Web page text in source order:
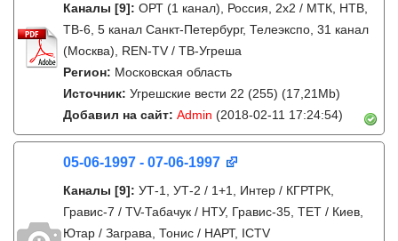
Каналы [9]: ОРТ (1 канал), Россия, 2x2 / МТК, НТВ,
ТВ-6, 5 канал Санкт-Петербург, Телеэкспо, 31 канал
(Москва), REN-TV / ТВ-Угреша
Регион: Московская область
Источник: Угрешские вести 22 (255) (17,21Mb)
Добавил на сайт: Admin (2018-02-11 17:24:54)
05-06-1997 - 07-06-1997
Каналы [9]: УТ-1, УТ-2 / 1+1, Интер / КГРТРК,
Гравис-7 / TV-Табачук / НТУ, Гравис-35, ТЕТ / Киев,
Ютар / Заграва, Тонис / НАРТ, ICTV